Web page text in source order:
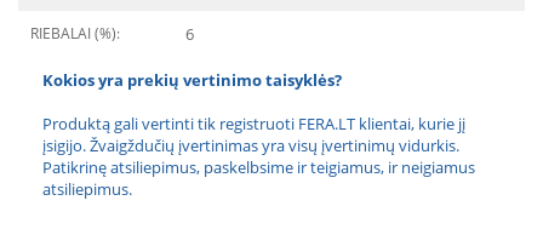
RIEBALAI (%): 6
Kokios yra prekių vertinimo taisyklės?
Produktą gali vertinti tik registruoti FERA.LT klientai, kurie jį
įsigijo. Žvaigždučių įvertinimas yra visų įvertinimų vidurkis.
Patikrinę atsiliepimus, paskelbsime ir teigiamus, ir neigiamus
atsiliepimus.